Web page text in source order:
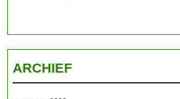
ARCHIEF